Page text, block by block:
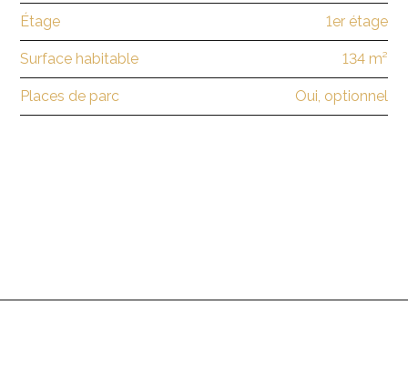
Étage 1er étage
Surface habitable 134 m²
Places de parc Oui, optionnel